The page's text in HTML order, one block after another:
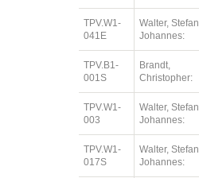
TPV.W1-
041E
Walter, Stefan
Johannes:
TPV.B1-
001S
Brandt,
Christopher:
TPV.W1-
003
Walter, Stefan
Johannes:
TPV.W1-
017S
Walter, Stefan
Johannes: